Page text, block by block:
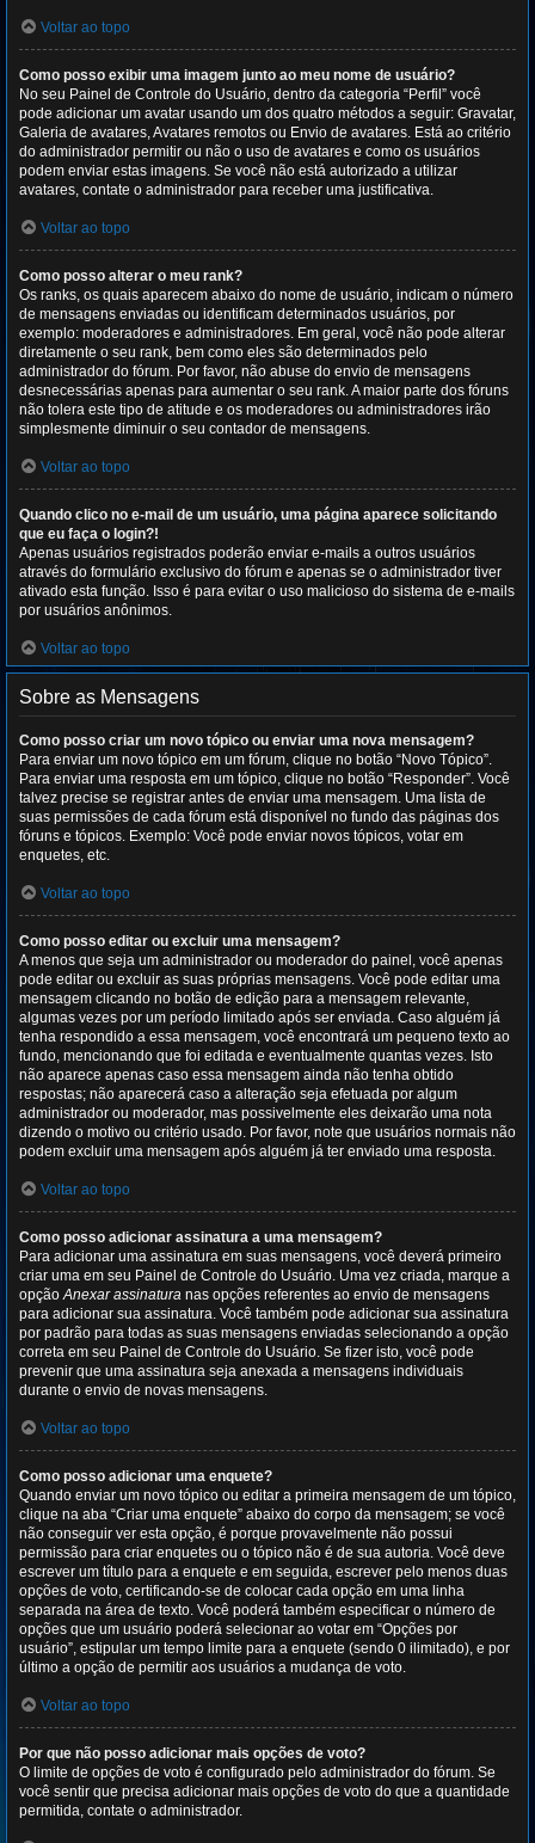
Voltar ao topo
Como posso exibir uma imagem junto ao meu nome de usuário?
No seu Painel de Controle do Usuário, dentro da categoria “Perfil” você
pode adicionar um avatar usando um dos quatro métodos a seguir: Gravatar,
Galeria de avatares, Avatares remotos ou Envio de avatares. Está ao critério
do administrador permitir ou não o uso de avatares e como os usuários
podem enviar estas imagens. Se você não está autorizado a utilizar
avatares, contate o administrador para receber uma justificativa.
Voltar ao topo
Como posso alterar o meu rank?
Os ranks, os quais aparecem abaixo do nome de usuário, indicam o número
de mensagens enviadas ou identificam determinados usuários, por
exemplo: moderadores e administradores. Em geral, você não pode alterar
diretamente o seu rank, bem como eles são determinados pelo
administrador do fórum. Por favor, não abuse do envio de mensagens
desnecessárias apenas para aumentar o seu rank. A maior parte dos fóruns
não tolera este tipo de atitude e os moderadores ou administradores irão
simplesmente diminuir o seu contador de mensagens.
Voltar ao topo
Quando clico no e-mail de um usuário, uma página aparece solicitando
que eu faça o login?!
Apenas usuários registrados poderão enviar e-mails a outros usuários
através do formulário exclusivo do fórum e apenas se o administrador tiver
ativado esta função. Isso é para evitar o uso malicioso do sistema de e-mails
por usuários anônimos.
Voltar ao topo
Sobre as Mensagens
Como posso criar um novo tópico ou enviar uma nova mensagem?
Para enviar um novo tópico em um fórum, clique no botão “Novo Tópico”.
Para enviar uma resposta em um tópico, clique no botão “Responder”. Você
talvez precise se registrar antes de enviar uma mensagem. Uma lista de
suas permissões de cada fórum está disponível no fundo das páginas dos
fóruns e tópicos. Exemplo: Você pode enviar novos tópicos, votar em
enquetes, etc.
Voltar ao topo
Como posso editar ou excluir uma mensagem?
A menos que seja um administrador ou moderador do painel, você apenas
pode editar ou excluir as suas próprias mensagens. Você pode editar uma
mensagem clicando no botão de edição para a mensagem relevante,
algumas vezes por um período limitado após ser enviada. Caso alguém já
tenha respondido a essa mensagem, você encontrará um pequeno texto ao
fundo, mencionando que foi editada e eventualmente quantas vezes. Isto
não aparece apenas caso essa mensagem ainda não tenha obtido
respostas; não aparecerá caso a alteração seja efetuada por algum
administrador ou moderador, mas possivelmente eles deixarão uma nota
dizendo o motivo ou critério usado. Por favor, note que usuários normais não
podem excluir uma mensagem após alguém já ter enviado uma resposta.
Voltar ao topo
Como posso adicionar assinatura a uma mensagem?
Para adicionar uma assinatura em suas mensagens, você deverá primeiro
criar uma em seu Painel de Controle do Usuário. Uma vez criada, marque a
opçãoAnexar assinatura nas opções referentes ao envio de mensagens
para adicionar sua assinatura. Você também pode adicionar sua assinatura
por padrão para todas as suas mensagens enviadas selecionando a opção
correta em seu Painel de Controle do Usuário. Se fizer isto, você pode
prevenir que uma assinatura seja anexada a mensagens individuais
durante o envio de novas mensagens.
Voltar ao topo
Como posso adicionar uma enquete?
Quando enviar um novo tópico ou editar a primeira mensagem de um tópico,
clique na aba “Criar uma enquete” abaixo do corpo da mensagem; se você
não conseguir ver esta opção, é porque provavelmente não possui
permissão para criar enquetes ou o tópico não é de sua autoria. Você deve
escrever um título para a enquete e em seguida, escrever pelo menos duas
opções de voto, certificando-se de colocar cada opção em uma linha
separada na área de texto. Você poderá também especificar o número de
opções que um usuário poderá selecionar ao votar em “Opções por
usuário”, estipular um tempo limite para a enquete (sendo 0 ilimitado), e por
último a opção de permitir aos usuários a mudança de voto.
Voltar ao topo
Por que não posso adicionar mais opções de voto?
O limite de opções de voto é configurado pelo administrador do fórum. Se
você sentir que precisa adicionar mais opções de voto do que a quantidade
permitida, contate o administrador.